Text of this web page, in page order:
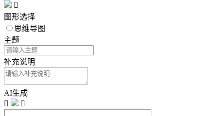

图形选择
思维导图
主题
补充说明
AI生成

